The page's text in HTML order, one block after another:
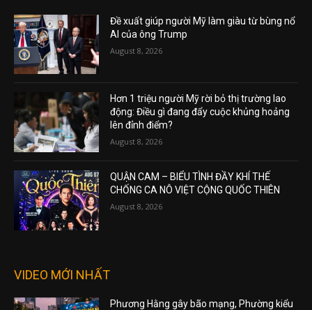
Đề xuất giúp người Mỹ làm giàu từ bùng nổ
AI của ông Trump
August 8, 2026
Hơn 1 triệu người Mỹ rời bỏ thị trường lao
động: Điều gì đang đẩy cuộc khủng hoảng
lên đỉnh điểm?
August 8, 2026
QUẬN CAM – BIỂU TÌNH ĐẦY KHÍ THẾ
CHỐNG CA NÔ VIỆT CỘNG QUỐC THIÊN
August 8, 2026
VIDEO MỚI NHẤT
Phương Hằng gây bão mạng, Phường kiểu